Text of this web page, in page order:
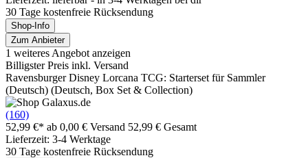
30 Tage kostenfreie Rücksendung
Shop-Info
Zum Anbieter
1 weiteres Angebot anzeigen
Billigster Preis inkl. Versand
Ravensburger Disney Lorcana TCG: Starterset für Sammler
(Deutsch) (Deutsch, Box Set & Collection)
(160)
52,99 €* ab 0,00 € Versand 52,99 € Gesamt
Lieferzeit: 3-4 Werktage
30 Tage kostenfreie Rücksendung